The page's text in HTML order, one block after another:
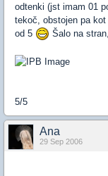
odtenki (jst imam 01
tekoč, obstojen pa
od 5
Šalo na
5/5
Ana
29 Sep 2006